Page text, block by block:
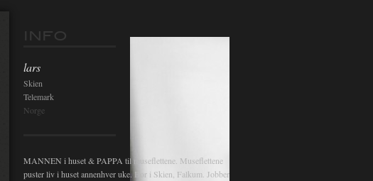
INFO
lars
Skien
Telemark
Norge
MANNEN i huset & PAPPA til museflettene. Museflettene
puster liv i huset annenhver uke. Bor i Skien, Falkum. Jobber